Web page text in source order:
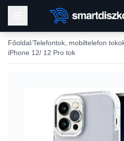
Főoldal Telefontok, mobiltelefon
iPhone 12/ 12 Pro tok